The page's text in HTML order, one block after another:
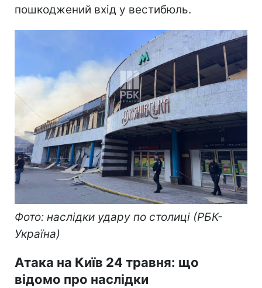
пошкоджений вхід у вестибюль.
Фото: наслідки удару по столиці (РБК-
Україна)
Атака на Київ 24 травня: що
відомо про наслідки